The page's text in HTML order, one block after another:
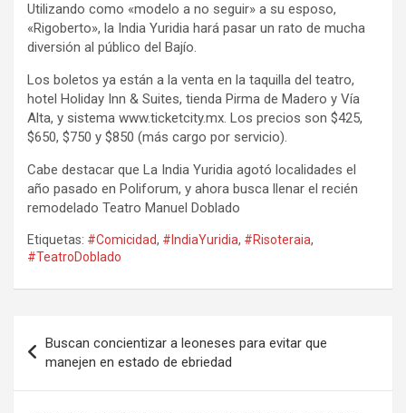
Utilizando como «modelo a no seguir» a su esposo,
«Rigoberto», la India Yuridia hará pasar un rato de mucha
diversión al público del Bajío.
Los boletos ya están a la venta en la taquilla del teatro,
hotel Holiday Inn & Suites, tienda Pirma de Madero y Vía
Alta, y sistema www.ticketcity.mx. Los precios son $425,
$650, $750 y $850 (más cargo por servicio).
Cabe destacar que La India Yuridia agotó localidades el
año pasado en Poliforum, y ahora busca llenar el recién
remodelado Teatro Manuel Doblado
Etiquetas: #Comicidad, #IndiaYuridia, #Risoteraia,
#TeatroDoblado
de
entradas
Buscan concientizar a leoneses para evitar que
manejen en estado de ebriedad